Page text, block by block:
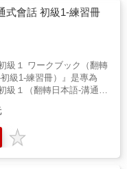
。反覆聆聽，單字和句
的日語聽力和語感達到
分鐘，隨時隨地學習。
衝刺，這本書都是您的考
日檢得分的秘密武器，
勇攀學習高峰！絕對合
法更自然、更直觀，不
量，學習效率翻倍！ ▲
讓被動學習變成主動實
設計了專屬的文法選擇題
在記憶猶新時來一場回想
化，更是實戰的練兵。
，讓您在解題時偷偷學更
字含義，進一步提升您
做題邊驗收學習成果，每
。 貼心的跨頁設
題，找出不熟的部分，順
學習之路充滿驚喜和效
超酷技
為學霸！ ★一次記一串：
憶法則！ 真實讀者反
字太難記，一整類捆綁記
按照N5考試的需求，我
活的各種場景，從基礎單
似單字的細微差異，保
，再也不混淆。遇到相
會自動觸發連鎖記憶，迅
，使您的語言能力不知
到稍微複雜的情況， 把知
方式， 就行不通了。 & 於
日語會話能力的重要基石
讀能力。 & 而最重要的
常用基本句型。 本書精心
用的100個基本句型， 若
字的關係及角色， 就能
書，您的日語學習將更進
QR Code線上MP3音檔】
音檔」， 全新呈現給讀
即聽， 隨時隨地， 可提
同的日文！ & 中日語對
法解說，附情境配樂的
力雙管齊下增強日文聽
經典怪談接觸日本的本
限在語言！ & & 本書特色
掌握文意最迅速 ◆漢字假
說，邊讀邊學有趣不乏
〉介紹怪談的起源及相關
心 ◆由知名插畫家「九
檔，宛如置身怪談中，臨
式會話 初級1-練習冊
級１ ワークブック（翻轉
級1-練習冊）』是專為
級１（翻轉日本語-溝通式
，編入對應的文法及聽
語句。文法題對應教科書